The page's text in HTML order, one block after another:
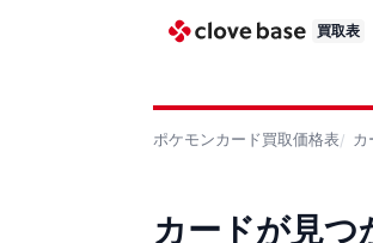
買取表
ポケモンカード買取価格表 カ
カードが見つ